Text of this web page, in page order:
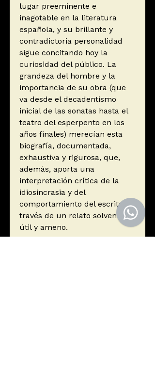
lugar preeminente e
inagotable en la literatura
española, y su brillante y
contradictoria personalidad
sigue concitando hoy la
curiosidad del público. La
grandeza del hombre y la
importancia de su obra (que
va desde el decadentismo
inicial de las sonatas hasta el
teatro del esperpento en los
años finales) merecían esta
biografía, documentada,
exhaustiva y rigurosa, que,
además, aporta una
interpretación crítica de la
idiosincrasia y del
comportamiento del escritor a
través de un relato solvente,
útil y ameno.